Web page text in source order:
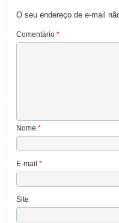
O seu endereço de e-mail
Comentário *
Nome *
E-mail *
Site